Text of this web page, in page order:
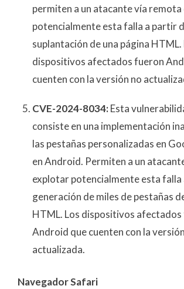
permiten a un atacante vía
potencialmente esta falla a partir
suplantación de una página HTML.
dispositivos afectados fueron
cuenten con la versión no
CVE-2024-8034:Esta
consiste en una implementación
las pestañas personalizadas en
en Android. Permiten a un
explotar potencialmente esta falla
generación de miles de pestañas
HTML. Los dispositivos
Android que cuenten con la
actualizada.
Navegador Safari